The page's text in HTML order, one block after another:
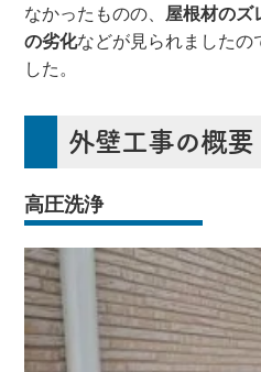
なかったものの、 屋根材のズ
の劣化などが見られましたの
した。
外壁工事の概要
高圧洗浄